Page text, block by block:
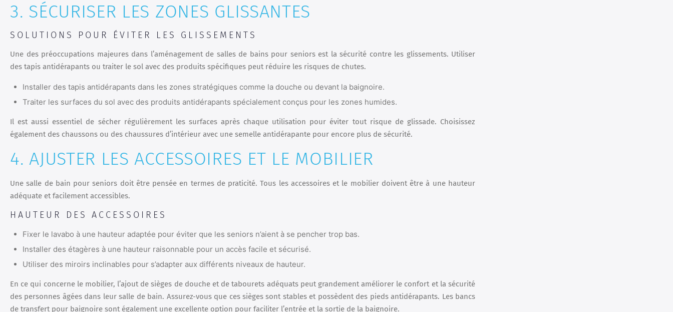
3. SÉCURISER LES ZONES GLISSANTES
SOLUTIONS POUR ÉVITER LES GLISSEMENTS
Une des préoccupations majeures dans l’aménagement de salles de bains pour seniors est la sécurité contre les glissements. Utiliser
des tapis antidérapants ou traiter le sol avec des produits spécifiques peut réduire les risques de chutes.
Installer des tapis antidérapants dans les zones stratégiques comme la douche ou devant la baignoire.
Traiter les surfaces du sol avec des produits antidérapants spécialement conçus pour les zones humides.
Il est aussi essentiel de sécher régulièrement les surfaces après chaque utilisation pour éviter tout risque de glissade. Choisissez
également des chaussons ou des chaussures d’intérieur avec une semelle antidérapante pour encore plus de sécurité.
4. AJUSTER LES ACCESSOIRES ET LE MOBILIER
Une salle de bain pour seniors doit être pensée en termes de praticité. Tous les accessoires et le mobilier doivent être à une hauteur
adéquate et facilement accessibles.
HAUTEUR DES ACCESSOIRES
Fixer le lavabo à une hauteur adaptée pour éviter que les seniors n’aient à se pencher trop bas.
Installer des étagères à une hauteur raisonnable pour un accès facile et sécurisé.
Utiliser des miroirs inclinables pour s’adapter aux différents niveaux de hauteur.
En ce qui concerne le mobilier, l’ajout de sièges de douche et de tabourets adéquats peut grandement améliorer le confort et la sécurité
des personnes âgées dans leur salle de bain. Assurez-vous que ces sièges sont stables et possèdent des pieds antidérapants. Les bancs
de transfert pour baignoire sont également une excellente option pour faciliter l’entrée et la sortie de la baignoire.